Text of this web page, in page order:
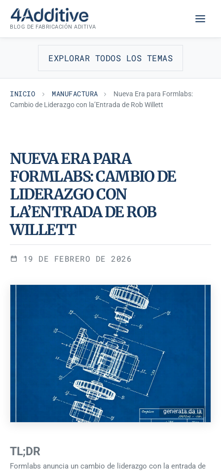
contenido
BLOG DE FABRICACIÓN ADITIVA
EXPLORAR TODOS LOS TEMAS
INICIO MANUFACTURA
Nueva Era para Formlabs:
Cambio de Liderazgo con la’Entrada de Rob Willett
MANUFACTURA
NUEVA ERA PARA
FORMLABS: CAMBIO DE
LIDERAZGO CON
LA’ENTRADA DE ROB
WILLETT
19 DE FEBRERO DE 2026
generata da ia
TL;DR
Formlabs anuncia un cambio de liderazgo con la entrada de